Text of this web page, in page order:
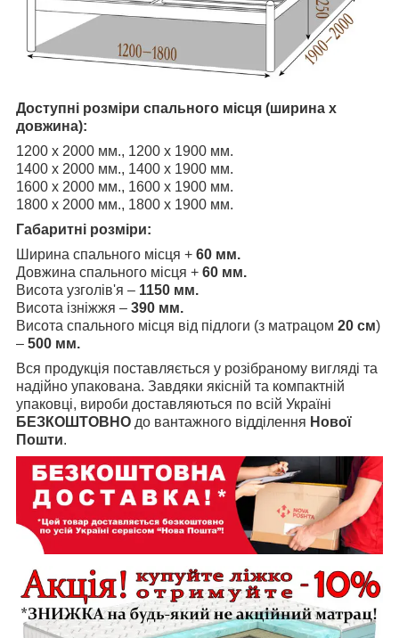
Доступні розміри спального місця (ширина х
довжина):
1200 х 2000 мм., 1200 х 1900 мм.
1400 х 2000 мм., 1400 х 1900 мм.
1600 х 2000 мм., 1600 х 1900 мм.
1800 х 2000 мм., 1800 х 1900 мм.
Габаритні розміри:
Ширина спального місця + 60 мм.
Довжина спального місця + 60 мм.
Висота узголів'я – 1150 мм.
Висота ізніжжя – 390 мм.
Висота спального місця від підлоги (з матрацом 20 см)
– 500 мм.
Вся продукція поставляється у розібраному вигляді та
надійно упакована. Завдяки якісній та компактній
упаковці, вироби доставляються по всій Україні
БЕЗКОШТОВНО до вантажного відділення Нової
Пошти.